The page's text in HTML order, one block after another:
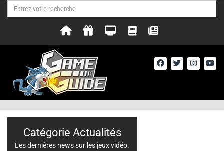
Catégorie Actualités
Les dernières news sur les jeux vidéo.